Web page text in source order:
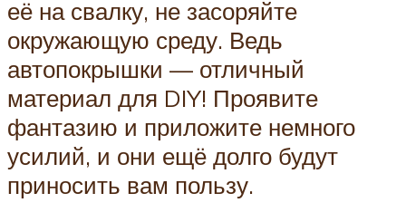
её на свалку, не засоряйте
окружающую среду. Ведь
автопокрышки — отличный
материал для DIY! Проявите
фантазию и приложите немного
усилий, и они ещё долго будут
приносить вам пользу.